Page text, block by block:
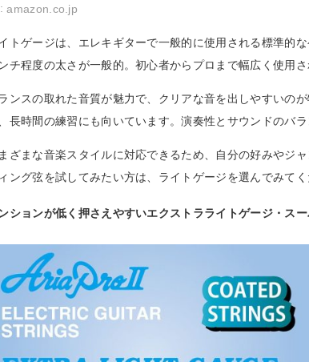
amazon.co.jp
トゲージは、エレキギターで一般的に使用される標準的
チ程度の太さが一般的。初心者からプロまで幅広く使用さ
ンスの取れた音質が魅力で、クリアな音を出しやすいの
長時間の練習にも向いています。演奏性とサウンドのバ
ざまな音楽スタイルに対応できるため、自分の好みやジ
ング弦を試してみたい方は、ライトゲージを選んでみてく
ションが低く押さえやすいエクストラライトゲージ・ス